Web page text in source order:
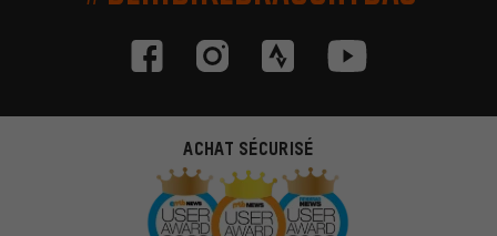
ACHAT SÉCURISÉ